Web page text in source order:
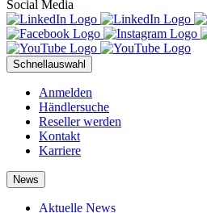
Social Media
Schnellauswahl
Anmelden
Händlersuche
Reseller werden
Kontakt
Karriere
News
Aktuelle News